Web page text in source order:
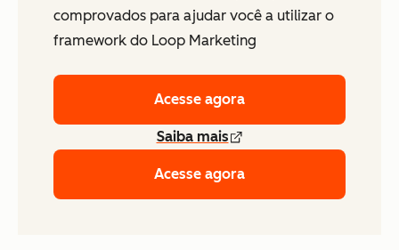
comprovados para ajudar você a utilizar o
framework do Loop Marketing
Acesse agora
Saiba mais
Acesse agora